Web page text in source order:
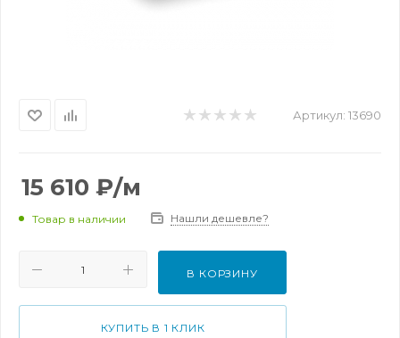
Артикул: 13690
15 610 ₽/м
Товар в наличии Нашли дешевле?
В КОРЗИНУ
КУПИТЬ В 1 КЛИК